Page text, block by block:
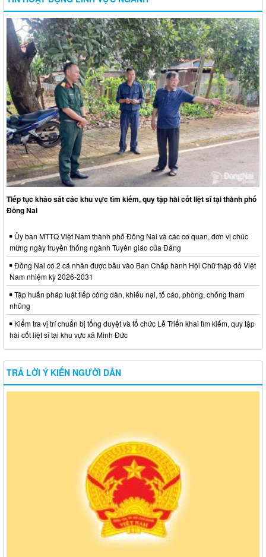
Tiếp tục khảo sát các khu vực tìm kiếm, quy tập hài cốt liệt sĩ tại thành phố
Đồng Nai
Ủy ban MTTQ Việt Nam thành phố Đồng Nai và các cơ quan, đơn vị chúc
mừng ngày truyền thống ngành Tuyên giáo của Đảng
Đồng Nai có 2 cá nhân được bầu vào Ban Chấp hành Hội Chữ thập đỏ Việt
Nam nhiệm kỳ 2026-2031
Tập huấn pháp luật tiếp công dân, khiếu nại, tố cáo, phòng, chống tham
nhũng
Kiểm tra vị trí chuẩn bị tổng duyệt và tổ chức Lễ Triển khai tìm kiếm, quy tập
hài cốt liệt sĩ tại khu vực xã Minh Đức
TRẢ LỜI Ý KIẾN NGƯỜI DÂN